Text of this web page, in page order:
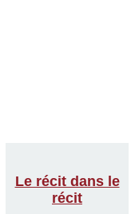
Le récit dans le
récit